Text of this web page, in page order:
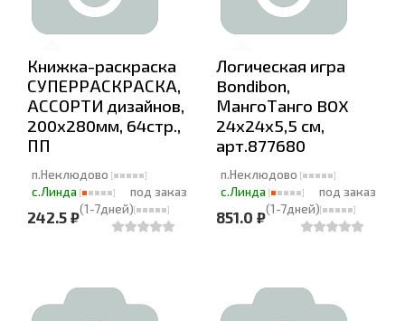
Книжка-раскраска
СУПЕРРАСКРАСКА,
АССОРТИ дизайнов,
200х280мм, 64стр.,
ПП
п.Неклюдово
с.Линда
под заказ
(1-7дней)
242.5 ₽
Логическая игра
Bondibon,
МангоТанго BOX
24x24x5,5 см,
арт.877680
п.Неклюдово
с.Линда
под заказ
(1-7дней)
851.0 ₽